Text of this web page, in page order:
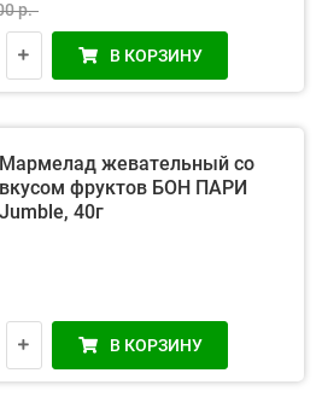
р.
В КОРЗИНУ
Мармелад жевательный со
вкусом фруктов БОН ПАРИ
Jumble, 40г
В КОРЗИНУ